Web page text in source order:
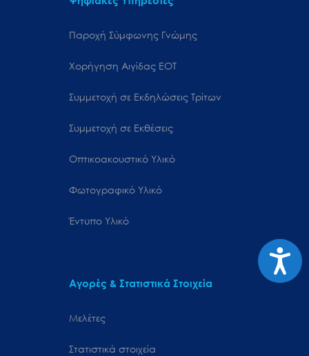
Παροχή Σύμφωνης Γνώμης
Χορήγηση Αιγίδας ΕΟΤ
Συμμετοχή σε Εκδηλώσεις Τρίτων
Συμμετοχή σε Εκθέσεις
Οπτικοακουστικό Υλικό
Φωτογραφικό Υλικό
Έντυπο Υλικό
Αγορές & Στατιστικά Στοιχεία
Μελέτες
Στατιστικά στοιχεία